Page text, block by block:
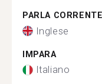
PARLA
Inglese
IMPARA
Italiano